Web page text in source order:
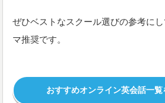
ぜひベストなスクール選びの参考に
マ推奨です。
おすすめオンライン英会話一